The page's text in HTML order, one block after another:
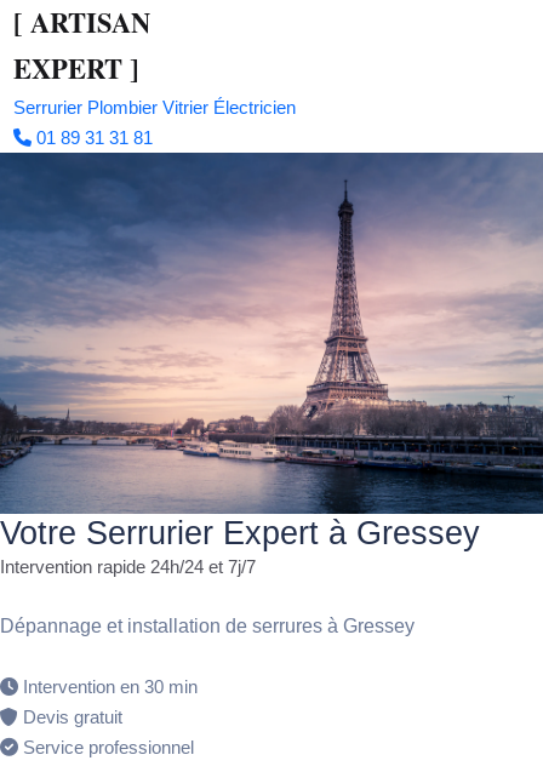
[ ARTISAN
EXPERT]
Serrurier Plombier Vitrier Électricien
01 89 31 31 81
Votre Serrurier Expert à Gressey
Intervention rapide 24h/24 et 7j/7
Dépannage et installation de serrures à Gressey
Intervention en 30 min
Devis gratuit
Service professionnel